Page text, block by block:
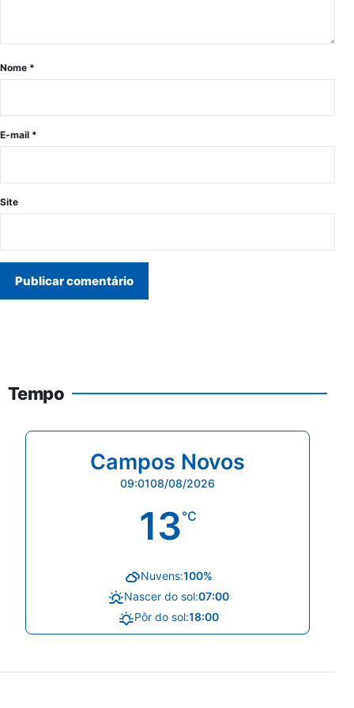
Nome *
E-mail *
Site
Tempo
Campos Novos
09:0108/08/2026
13°C
Nuvens:100%
Nascer do sol:07:00
Pôr do sol:18:00